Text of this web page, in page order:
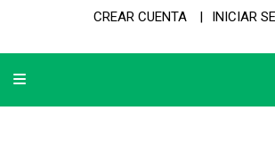
CREAR CUENTA INICIAR